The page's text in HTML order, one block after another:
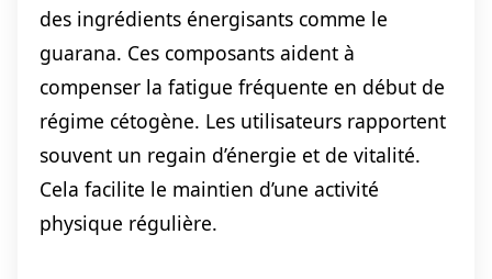
des ingrédients énergisants comme le
guarana. Ces composants aident à
compenser la fatigue fréquente en début de
régime cétogène. Les utilisateurs rapportent
souvent un regain d’énergie et de vitalité.
Cela facilite le maintien d’une activité
physique régulière.